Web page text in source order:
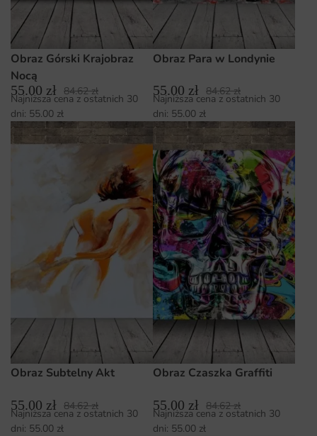
Obraz Górski Krajobraz
Nocą
55.00 zł 84.62zł
Najniższa cena z ostatnich 30
dni: 55.00 zł
Obraz Para w Londynie
55.00 zł 84.62zł
Najniższa cena z ostatnich 30
dni: 55.00 zł
Obraz Subtelny Akt
55.00 zł 84.62zł
Najniższa cena z ostatnich 30
dni: 55.00 zł
Obraz Czaszka Graffiti
55.00 zł 84.62zł
Najniższa cena z ostatnich 30
dni: 55.00 zł